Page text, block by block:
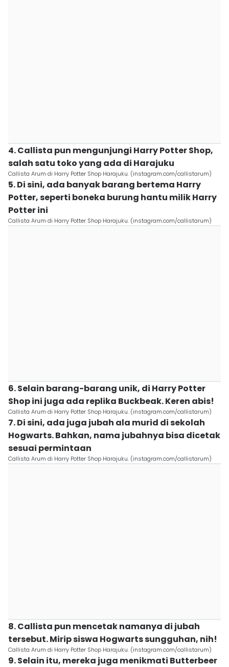
4. Callista pun mengunjungi Harry Potter Shop,
salah satu toko yang ada di Harajuku
Callista Arum di Harry Potter Shop Harajuku. (instagram.com/callistarum)
5. Di sini, ada banyak barang bertema Harry
Potter, seperti boneka burung hantu milik Harry
Potter ini
Callista Arum di Harry Potter Shop Harajuku. (instagram.com/callistarum)
6. Selain barang-barang unik, di Harry Potter
Shop ini juga ada replika Buckbeak. Keren abis!
Callista Arum di Harry Potter Shop Harajuku. (instagram.com/callistarum)
7. Di sini, ada juga jubah ala murid di sekolah
Hogwarts. Bahkan, nama jubahnya bisa dicetak
sesuai permintaan
Callista Arum di Harry Potter Shop Harajuku. (instagram.com/callistarum)
8. Callista pun mencetak namanya di jubah
tersebut. Mirip siswa Hogwarts sungguhan, nih!
Callista Arum di Harry Potter Shop Harajuku. (instagram.com/callistarum)
9. Selain itu, mereka juga menikmati Butterbeer